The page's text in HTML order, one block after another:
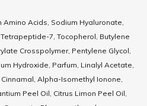
Acids, Sodium Hyaluronate,
7, Tocopherol, Butylene
Crosspolymer, Pentylene Glycol,
Hydroxide, Parfum, Linalyl Acetate,
Alpha-Isomethyl Ionone,
Peel Oil, Citrus Limon Peel Oil,